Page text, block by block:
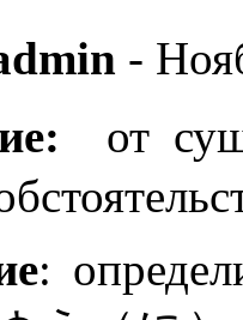
-
от
: